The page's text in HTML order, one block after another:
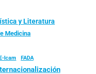
y Literatura
Medicina
Icam FADA